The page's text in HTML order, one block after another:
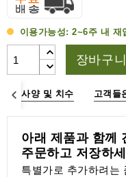
기
&
습
도
계
이용가능성: 2~6주 내 재
장바구
사양 및 치수 고객들
아래 제품과 함께
주문하고 저장하
특별가로 추가하려는